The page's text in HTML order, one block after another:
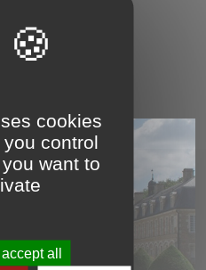
Bresse
cookies
control
want to
all